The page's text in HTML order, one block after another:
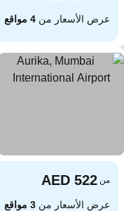
عرض الأسعار من4 مواقع
من
عرض الأسعار من3 مواقع